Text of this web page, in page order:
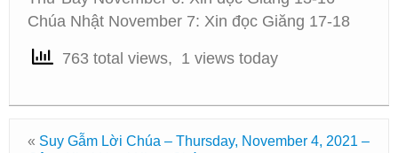
Chúa Nhật November 7: Xin đọc Giăng 17-18
763 total views, 1 views today
« Suy Gẫm Lời Chúa – Thursday, November 4, 2021 –